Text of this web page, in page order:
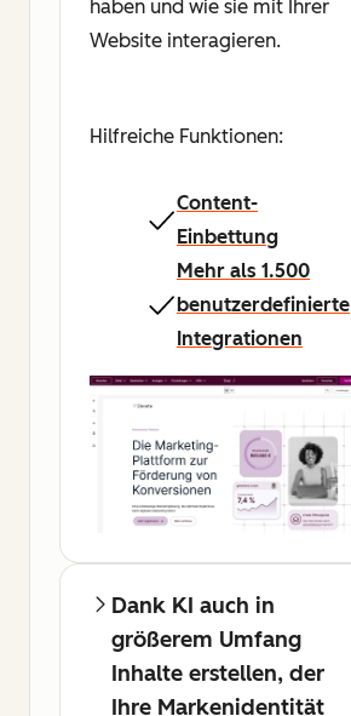
haben und wie sie mit Ihrer
Website interagieren.
Hilfreiche Funktionen:
Content-
Einbettung
Mehr als 1.500
benutzerdefinierte
Integrationen
Dank KI auch in
größerem Umfang
Inhalte erstellen, der
Ihre Markenidentität